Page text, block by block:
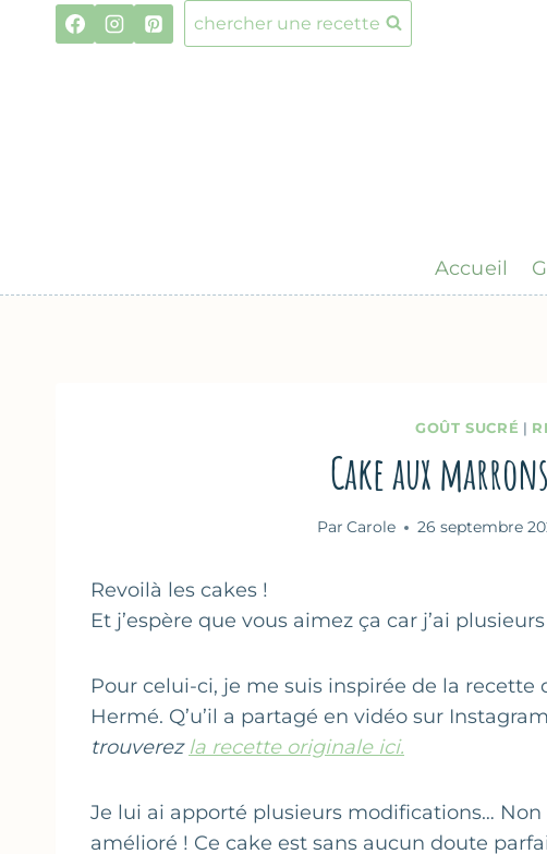
chercher une recette
Accueil
GOÛT SUCRÉ |
Cake aux
Par Carole 26 septembre
Revoilà les cakes !
Et j’espère que vous aimez ça car j’ai
Pour celui-ci, je me suis inspirée de la
Hermé. Q’u’il a partagé en vidéo sur
trouverez la recette originale ici.
Je lui ai apporté plusieurs modifications… Non
amélioré ! Ce cake est sans aucun doute